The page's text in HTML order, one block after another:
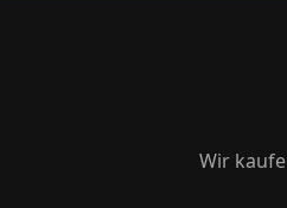
Wir